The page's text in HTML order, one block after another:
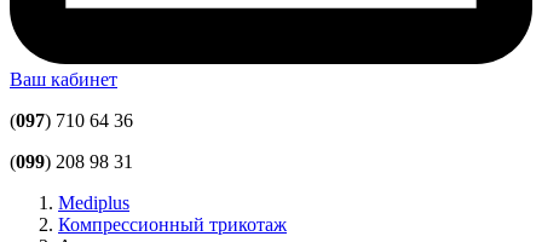
Ваш кабинет
(097) 710 64 36
(099) 208 98 31
Mediplus
Компрессионный трикотаж